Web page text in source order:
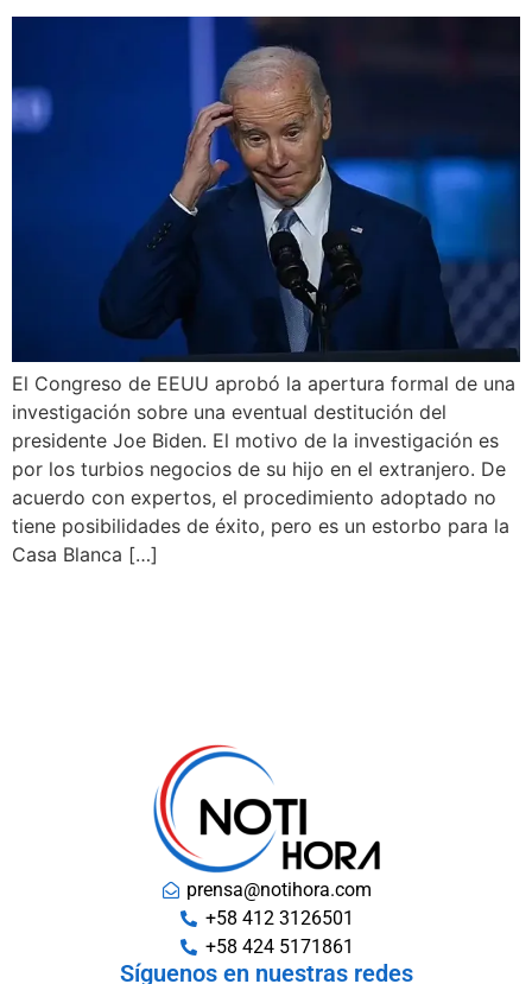
El Congreso de EEUU aprobó la apertura formal de una
investigación sobre una eventual destitución del
presidente Joe Biden. El motivo de la investigación es
por los turbios negocios de su hijo en el extranjero. De
acuerdo con expertos, el procedimiento adoptado no
tiene posibilidades de éxito, pero es un estorbo para la
Casa Blanca […]
prensa@notihora.com
+58 412 3126501
+58 424 5171861
Síguenos en nuestras redes